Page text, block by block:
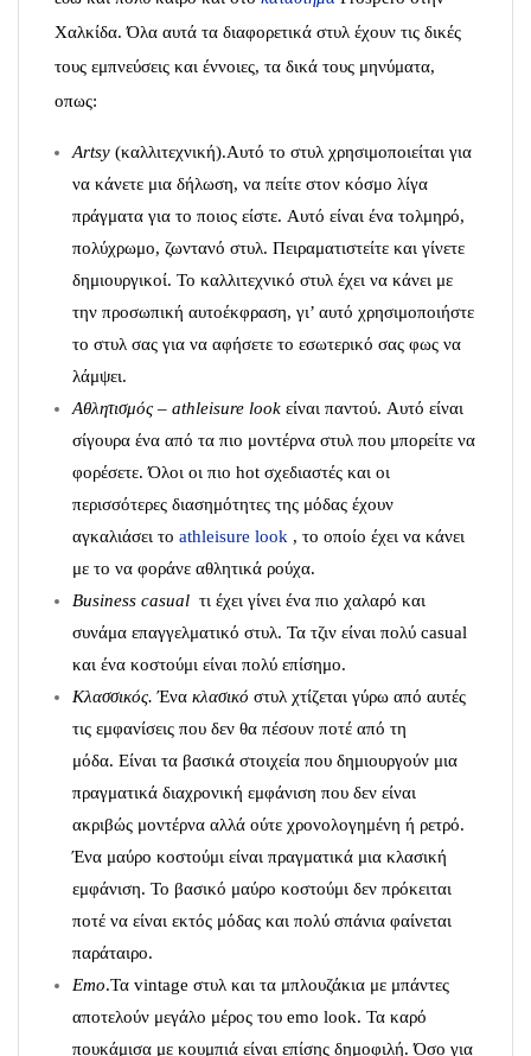
Χαλκίδα. Όλα αυτά τα διαφορετικά στυλ έχουν τις δικές
τους εμπνεύσεις και έννοιες, τα δικά τους μηνύματα,
οπως:
Artsy (καλλιτεχνική).Αυτό το στυλ χρησιμοποιείται για
να κάνετε μια δήλωση, να πείτε στον κόσμο λίγα
πράγματα για το ποιος είστε. Αυτό είναι ένα τολμηρό,
πολύχρωμο, ζωντανό στυλ. Πειραματιστείτε και γίνετε
δημιουργικοί. Το καλλιτεχνικό στυλ έχει να κάνει με
την προσωπική αυτοέκφραση, γι’ αυτό χρησιμοποιήστε
το στυλ σας για να αφήσετε το εσωτερικό σας φως να
λάμψει.
Αθλητισμός – athleisure look είναι παντού. Αυτό είναι
σίγουρα ένα από τα πιο μοντέρνα στυλ που μπορείτε να
φορέσετε. Όλοι οι πιο hot σχεδιαστές και οι
περισσότερες διασημότητες της μόδας έχουν
αγκαλιάσει το athleisure look , το οποίο έχει να κάνει
με το να φοράνε αθλητικά ρούχα.
Βusiness casual τι έχει γίνει ένα πιο χαλαρό και
συνάμα επαγγελματικό στυλ. Τα τζιν είναι πολύ casual
και ένα κοστούμι είναι πολύ επίσημο.
Κλασσικός. Ένα κλασικό στυλ χτίζεται γύρω από αυτές
τις εμφανίσεις που δεν θα πέσουν ποτέ από τη
μόδα. Είναι τα βασικά στοιχεία που δημιουργούν μια
πραγματικά διαχρονική εμφάνιση που δεν είναι
ακριβώς μοντέρνα αλλά ούτε χρονολογημένη ή ρετρό.
Ένα μαύρο κοστούμι είναι πραγματικά μια κλασική
εμφάνιση. Το βασικό μαύρο κοστούμι δεν πρόκειται
ποτέ να είναι εκτός μόδας και πολύ σπάνια φαίνεται
παράταιρο.
Emo.Τα vintage στυλ και τα μπλουζάκια με μπάντες
αποτελούν μεγάλο μέρος του emo look. Τα καρό
πουκάμισα με κουμπιά είναι επίσης δημοφιλή. Όσο για